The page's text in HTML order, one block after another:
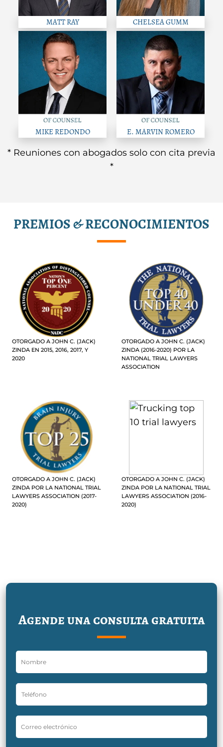
MATT RAY CHELSEA GUMM
MIKE REDONDO E. MARVIN ROMERO
* Reuniones con abogados solo con cita previa
*
PREMIOS & RECONOCIMIENTOS
OTORGADO A JOHN C. (JACK)
ZINDA EN 2015, 2016, 2017, Y
2020
OTORGADO A JOHN C. (JACK)
ZINDA (2016-2020) POR LA
NATIONAL TRIAL LAWYERS
ASSOCIATION
OTORGADO A JOHN C. (JACK)
ZINDA POR LA NATIONAL TRIAL
LAWYERS ASSOCIATION (2017-
2020)
OTORGADO A JOHN C. (JACK)
ZINDA POR LA NATIONAL TRIAL
LAWYERS ASSOCIATION (2016-
2020)
Agende una consulta gratuita